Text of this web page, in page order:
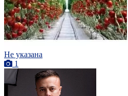
Не указана
1